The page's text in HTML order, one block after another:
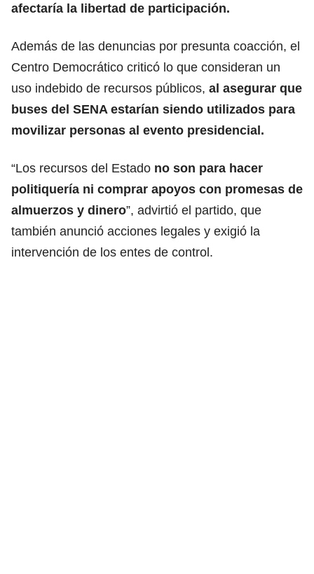
afectaría la libertad de participación.
Además de las denuncias por presunta coacción, el
Centro Democrático criticó lo que consideran un
uso indebido de recursos públicos, al asegurar que
buses del SENA estarían siendo utilizados para
movilizar personas al evento presidencial.
“Los recursos del Estado no son para hacer
politiquería ni comprar apoyos con promesas de
almuerzos y dinero”, advirtió el partido, que
también anunció acciones legales y exigió la
intervención de los entes de control.